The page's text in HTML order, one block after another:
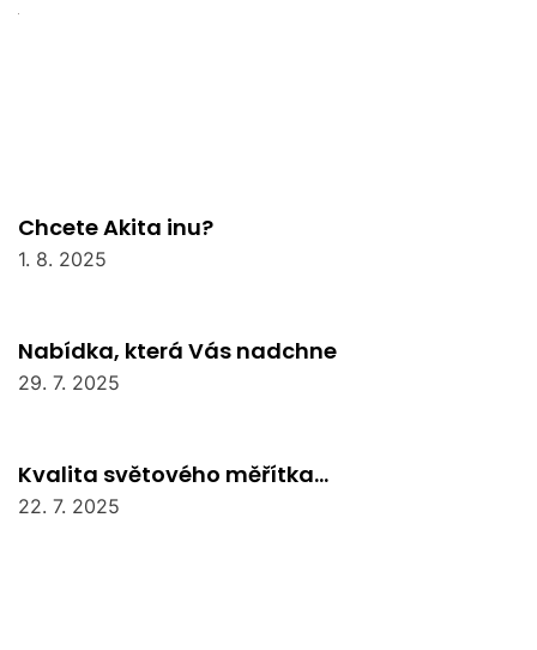
Chcete Akita inu?
1. 8. 2025
Nabídka, která Vás nadchne
29. 7. 2025
Kvalita světového měřítka…
22. 7. 2025